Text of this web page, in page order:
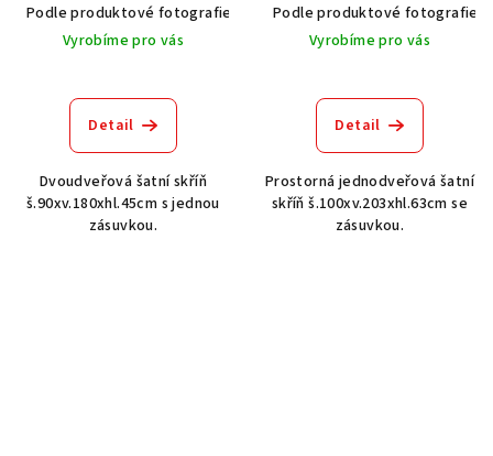
Podle produktové fotografie
Akát vintage BT1551
Dub světlý
Vyrobíme pro vás
hodnocení
produktu
z
5
hvězdiček.
Detail
Dvoudveřová šatní skříň
š.90xv.180xhl.45cm s jednou
zásuvkou.
Podle produktové fotografie
Vyrobíme pro vás
Detail
Prostorná jednodveřová šatní
skříň š.100xv.203xhl.63cm se
zásuvkou.